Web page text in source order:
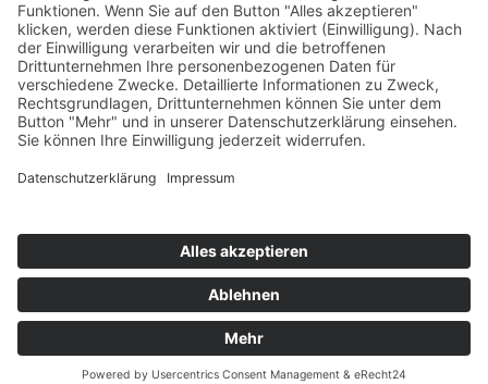
Anmeldung
Bekanntgabe freigeschaltet.
© Copyright 2023 | Eine Website vonCapersville Interactive
Impressum
Datenschutz